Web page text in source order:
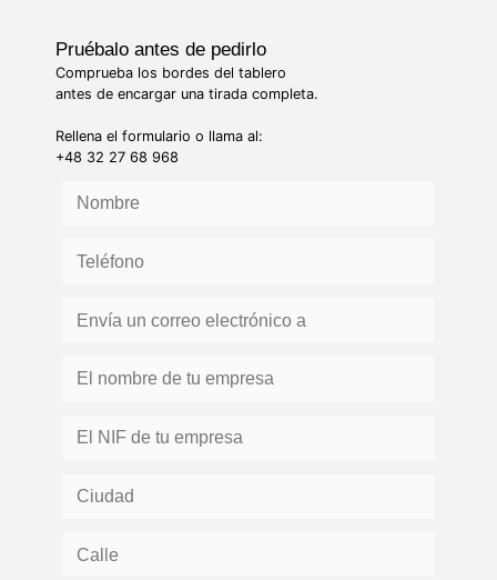
Pruébalo antes de pedirlo
Comprueba los bordes del tablero
antes de encargar una tirada completa.
Rellena el formulario o llama al:
+48 32 27 68 968